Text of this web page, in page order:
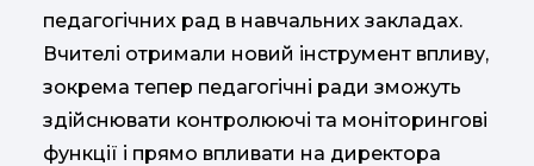
педагогічних рад в навчальних закладах.
Вчителі отримали новий інструмент впливу,
зокрема тепер педагогічні ради зможуть
здійснювати контролюючі та моніторингові
функції і прямо впливати на директора